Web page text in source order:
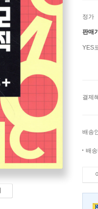
정가
판매
YES
결제
배송
배